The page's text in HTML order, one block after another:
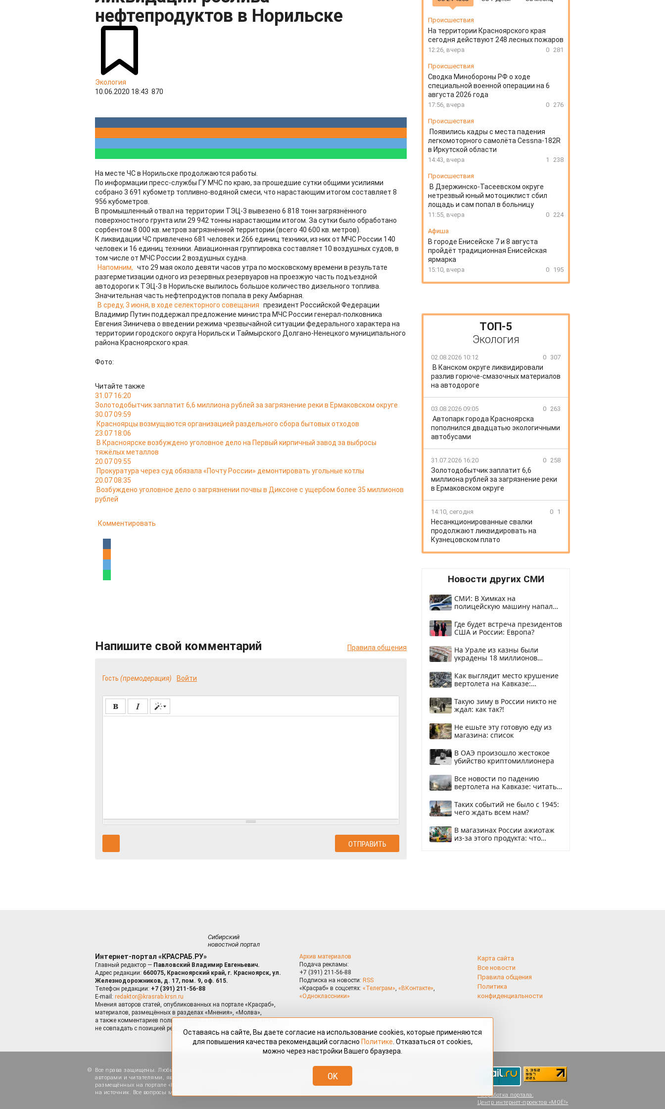
нефтепродуктов в Норильске
Экология
10.06.2020 18:43 870
На месте ЧС в Норильске продолжаются работы.
По информации пресс-службы ГУ МЧС по краю, за прошедшие сутки общими усилиями
собрано 3 691 кубометр топливно-водяной смеси, что нарастающим итогом составляет 8
956 кубометров.
В промышленный отвал на территории ТЭЦ-3 вывезено 6 818 тонн загрязнённого
поверхностного грунта или 29 942 тонны нарастающим итогом. За сутки было обработано
сорбентом 8 000 кв. метров загрязнённой территории (всего 40 600 кв. метров).
К ликвидации ЧС привлечено 681 человек и 266 единиц техники, из них от МЧС России 140
человек и 16 единиц техники. Авиационная группировка составляет 10 воздушных судов, в
том числе от МЧС России 2 воздушных судна.
Напомним, что 29 мая около девяти часов утра по московскому времени в результате
разгерметизации одного из резервных резервуаров на проезжую часть подъездной
автодороги к ТЭЦ-3 в Норильске вылилось большое количество дизельного топлива.
Значительная часть нефтепродуктов попала в реку Амбарная.
В среду, 3 июня, в ходе селекторного совещания президент Российской Федерации
Владимир Путин поддержал предложение министра МЧС России генерал-полковника
Евгения Зиничева о введении режима чрезвычайной ситуации федерального характера на
территории городского округа Норильск и Таймырского Долгано-Ненецкого муниципального
района Красноярского края.
Фото:
Читайте также
31.07 16:20
Золотодобытчик заплатит 6,6 миллиона рублей за загрязнение реки в Ермаковском округе
30.07 09:59
Красноярцы возмущаются организацией раздельного сбора бытовых отходов
23.07 18:06
В Красноярске возбуждено уголовное дело на Первый кирпичный завод за выбросы
тяжёлых металлов
20.07 09:55
Прокуратура через суд обязала «Почту России» демонтировать угольные котлы
20.07 08:35
Возбуждено уголовное дело о загрязнении почвы в Диксоне с ущербом более 35 миллионов
рублей
Комментировать
Напишите свой комментарий Правила общения
Гость (премодерация) Войти
Происшествия
На территории Красноярского края
сегодня действуют 248 лесных пожаров
12:26, вчера 0 281
Происшествия
Сводка Минобороны РФ о ходе
специальной военной операции на 6
августа 2026 года
17:56, вчера 0 276
Происшествия
Появились кадры с места падения
легкомоторного самолёта Cessna-182R
в Иркутской области
14:43, вчера 1 238
Происшествия
В Дзержинско-Тасеевском округе
нетрезвый юный мотоциклист сбил
лощадь и сам попал в больницу
11:55, вчера 0 224
Афиша
В городе Енисейске 7 и 8 августа
пройдёт традиционная Енисейская
ярмарка
15:10, вчера 0 195
ТОП-5
Экология
02.08.2026 10:12 0 307
В Канском округе ликвидировали
разлив горюче-смазочных материалов
на автодороге
03.08.2026 09:05 0 263
Автопарк города Красноярска
пополнился двадцатью экологичными
автобусами
31.07.2026 16:20 0 258
Золотодобытчик заплатит 6,6
миллиона рублей за загрязнение реки
в Ермаковском округе
14:10, сегодня 0 1
Несанкционированные свалки
продолжают ликвидировать на
Кузнецовском плато
Новости других СМИ
СМИ: В Химках на
полицейскую машину напали
Где будет встреча президентов
США и России: Европа?
На Урале из казны были
украдены 18 миллионов
Как выглядит место крушение
вертолета на Кавказе:
Такую зиму в России никто не
ждал: как так?!
Не ешьте эту готовую еду из
магазина: список
В ОАЭ произошло жестокое
убийство криптомиллионера
Все новости по падению
вертолета на Кавказе: читать
Таких событий не было с 1945:
чего ждать всем нам?
В магазинах России ажиотаж
из-за этого продукта: что
Сибирский
новостной портал
Интернет-портал «КРАСРАБ.РУ»
Главный редактор — Павловский Владимир Евгеньевич.
Адрес редакции: 660075, Красноярский край, г. Красноярск, ул.
Железнодорожников, д. 17, пом. 9, оф. 615.
Телефон редакции: +7 (391) 211-56-88
E-mail: redaktor@krasrab.krsn.ru
Мнения авторов статей, опубликованных на портале «Красраб»,
материалов, размещённых в разделах «Мнения», «Молва»,
а также комментариев пользователей к материалам сайта могут
не совпадать с позицией редакции.
Архив материалов
Подача рекламы:
+7 (391) 211-56-88
Подписка на новости: RSS
«Красраб» в соцсетях: «Телеграм», «ВКонтакте»,
«Одноклассники»
Карта сайта
Все новости
Правила общения
Политика
конфиденциальности
Все права защищены. Любые материалы, размещённые на портале «Красраб.ру» сотрудниками редакции, нештатными
авторами и читателями, являются объектами авторского права. Полное или частичное использование материалов,
размещённых на портале «Красраб.ру», допускается только с письменного согласия редакции с указанием ссылки
на источник. Все вопросы можно задать по адресу
Разработка портала:
Центр интернет-проектов «МОЁ!»
Оставаясь на сайте, Вы даете согласие на использование cookies, которые применяются
для повышения качества рекомендаций согласно Политике . Отказаться от cookies,
можно через настройки Вашего браузера.
OK